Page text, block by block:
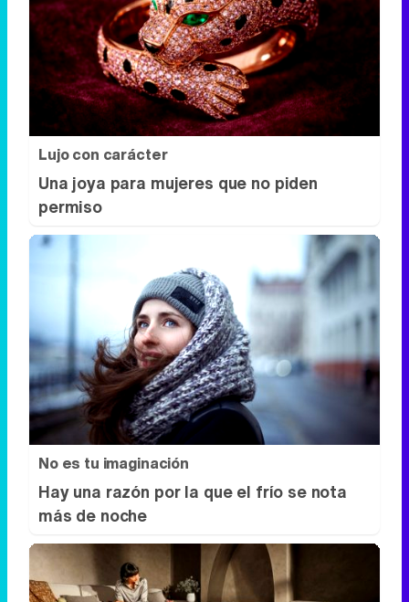
Lujo con carácter
Una joya para mujeres que no piden
permiso
No es tu imaginación
Hay una razón por la que el frío se nota
más de noche